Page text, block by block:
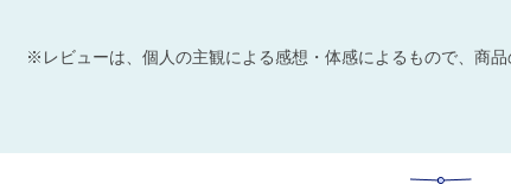
※レビューは、個人の主観による感想・体感によるもので、商